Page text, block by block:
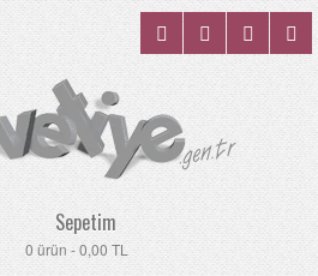
Sepetim
0 ürün - 0,00 TL